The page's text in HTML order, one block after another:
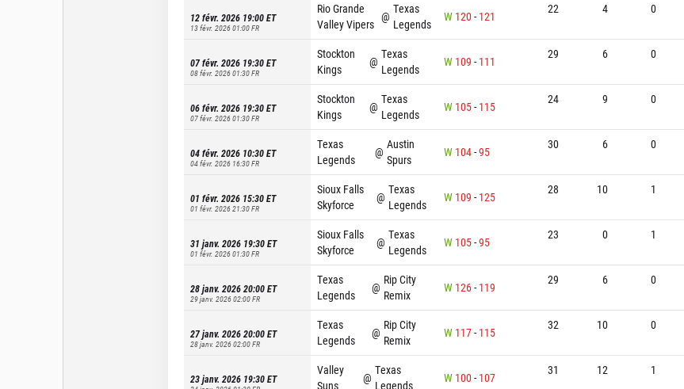
12 févr. 2026 19:00ET
13 févr. 2026 01:00FR
Rio Grande
Valley Vipers
@
Texas
Legends
W 120- 121
22 4 0
07 févr. 2026 19:30ET
08 févr. 2026 01:30FR
Stockton
Kings
@
Texas
Legends
W 109 - 111
29 6 0
06 févr. 2026 19:30ET
07 févr. 2026 01:30FR
Stockton
Kings
@
Texas
Legends
W 105- 115
24 9 0
04 févr. 2026 10:30ET
04 févr. 2026 16:30FR
Texas
Legends
@
Austin
Spurs
W 104-95
30 6 0
01 févr. 2026 15:30ET
01 févr. 2026 21:30FR
Sioux Falls
Skyforce
@
Texas
Legends
W 109 - 125
28 10 1
31 janv. 2026 19:30ET
01 févr. 2026 01:30FR
Sioux Falls
Skyforce
@
Texas
Legends
W 105-95
23 0 1
28 janv. 2026 20:00ET
29 janv. 2026 02:00FR
Texas
Legends
@
Rip City
Remix
W 126- 119
29 6 0
27 janv. 2026 20:00ET
28 janv. 2026 02:00FR
Texas
Legends
@
Rip City
Remix
W 117- 115
32 10 0
23 janv. 2026 19:30ET
Valley
Suns
@
Texas
Legends
W 100- 107
31 12 1